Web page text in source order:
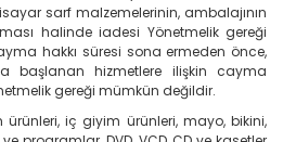
sarf malzemelerinin, ambalajının
halinde iadesi Yönetmelik gereği
hakkı süresi sona ermeden önce,
başlanan hizmetlere ilişkin cayma
gereği mümkün değildir.
ürünleri, iç giyim ürünleri, mayo, bikini,